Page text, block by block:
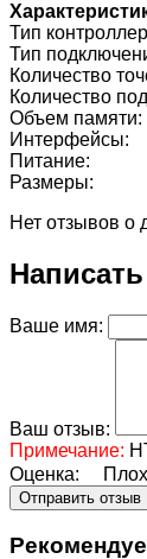
Тип
Тип
Количество
Количество
Объем памяти:
Интерфейсы:
Питание:
Размеры:
Нет отзывов о
Ваше имя:
Ваш отзыв:
Примечание:
Оценка:
Отправить отзыв